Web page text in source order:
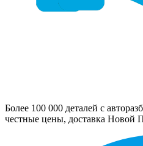
Более 100 000 деталей с
честные цены, доставка Новой